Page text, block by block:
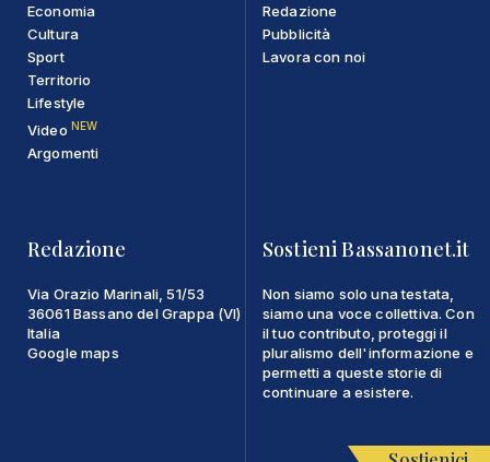
Economia
Cultura
Sport
Territorio
Lifestyle
Video NEW
Argomenti
Redazione
Pubblicità
Lavora con noi
Redazione
Via Orazio Marinali, 51/53
36061 Bassano del Grappa (VI)
Italia
Google maps
Sostieni Bassanonet.it
Non siamo solo una testata,
siamo una voce collettiva. Con
il tuo contributo, proteggi il
pluralismo dell'informazione e
permetti a queste storie di
continuare a esistere.